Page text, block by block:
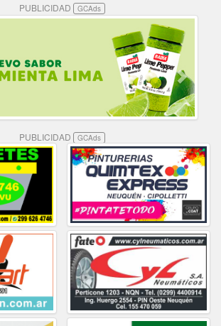
PUBLICIDAD GCAds
PUBLICIDAD GCAds